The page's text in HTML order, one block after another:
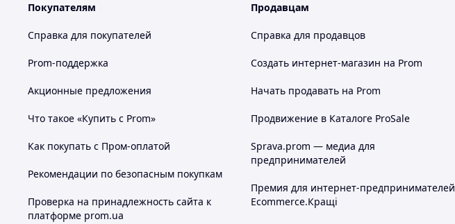
Покупателям
Справка для покупателей
Prom-поддержка
Акционные предложения
Что такое «Купить с Prom»
Как покупать с Пром-оплатой
Рекомендации по безопасным покупкам
Проверка на принадлежность сайта к
платформе prom.ua
Продавцам
Справка для продавцов
Создать интернет-магазин на Prom
Начать продавать на Prom
Продвижение в Каталоге ProSale
Sprava.prom — медиа для
предпринимателей
Премия для интернет-предпринимателей
Ecommerce.Кращі